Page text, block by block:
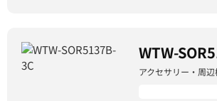
WTW-
アクセサリー・周